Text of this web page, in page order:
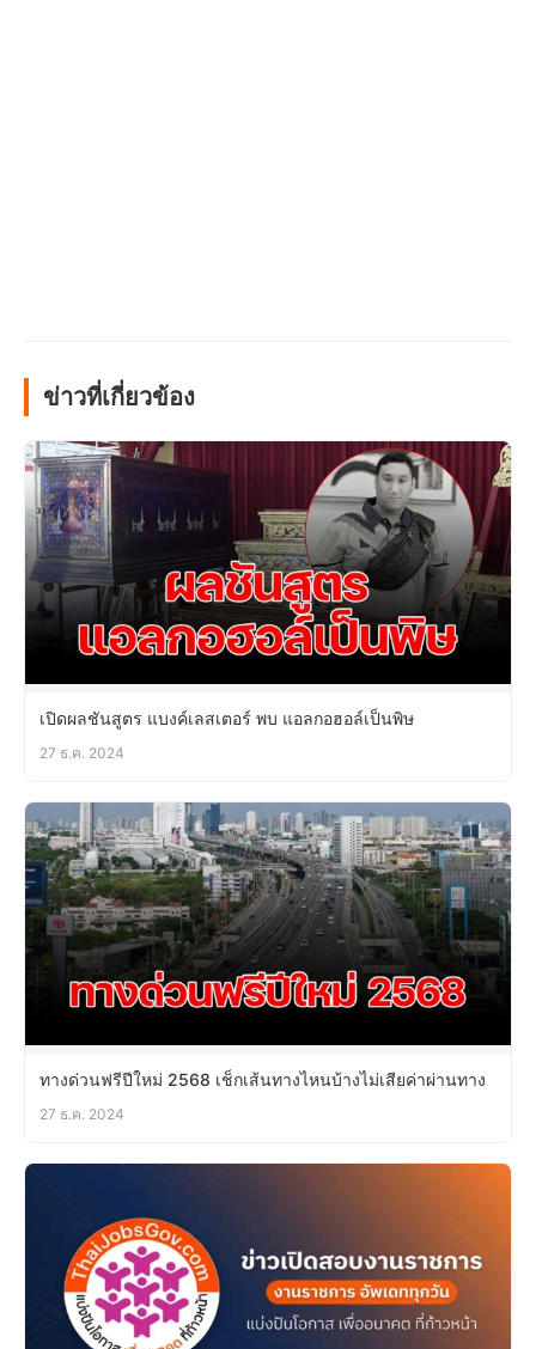
ข่าวที่เกี่ยวข้อง
เปิดผลชันสูตร แบงค์เลสเตอร์ พบ แอลกอฮอล์เป็นพิษ
27 ธ.ค. 2024
ทางด่วนฟรีปีใหม่ 2568 เช็กเส้นทางไหนบ้างไม่เสียค่าผ่านทาง
27 ธ.ค. 2024